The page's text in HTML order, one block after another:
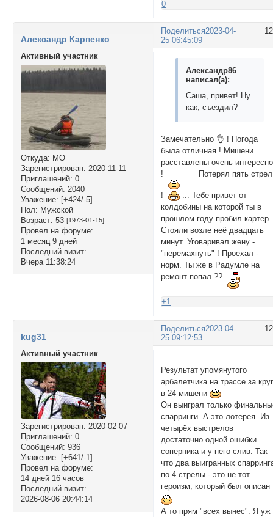
0
Поделиться2023-04-
25 06:45:09
Александр Карпенко
Активный участник
Откуда: МО
Зарегистрирован: 2020-11-11
Приглашений: 0
Сообщений: 2040
Уважение: [+424/-5]
Пол: Мужской
Возраст: 53 [1973-01-15]
Провел на форуме:
1 месяц 9 дней
Последний визит:
Вчера 11:38:24
Александр86
написал(а):
Саша, привет! Ну
как, съездил?
Замечательно 👌 ! Погода
была отличная ! Мишени
расставлены очень интересно
!
Потерял пять стрел
!
... Тебе привет от
колдобины на которой ты в
прошлом году пробил картер.
Стояли возле неё двадцать
минут. Уговаривал жену -
"перемахнуть" ! Проехал -
норм. Ты же в Радумле на
ремонт попал ??
+1
Поделиться2023-04-
25 09:12:53
kug31
Активный участник
Зарегистрирован: 2020-02-07
Приглашений: 0
Сообщений: 936
Уважение: [+641/-1]
Провел на форуме:
14 дней 16 часов
Последний визит:
2026-08-06 20:44:14
Результат упомянутого
арбалетчика на трассе за
в 24 мишени
Он выиграл только
спарринги. А это лотерея. Из
четырёх выстрелов
достаточно одной ошибки
соперника и у него слив. Так
что два выигранных
по 4 стрелы - это не тот
героизм, который был описан
А то прям "всех вынес". Я уж